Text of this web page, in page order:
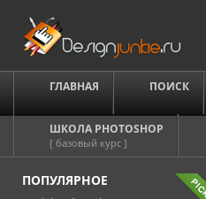
ГЛАВНАЯ ПОИСК
ШКОЛА PHOTOSHOP
[ базовый курс ]
ПОПУЛЯРНОЕ